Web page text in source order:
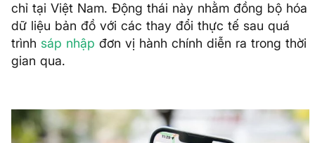
chỉ tại Việt Nam. Động thái này nhằm đồng bộ hóa
dữ liệu bản đồ với các thay đổi thực tế sau quá
trình sáp nhập đơn vị hành chính diễn ra trong thời
gian qua.